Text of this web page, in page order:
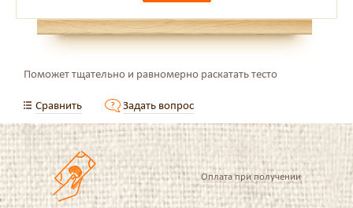
Поможет тщательно и равномерно раскатать тесто
Сравнить Задать вопрос
Оплата при получении